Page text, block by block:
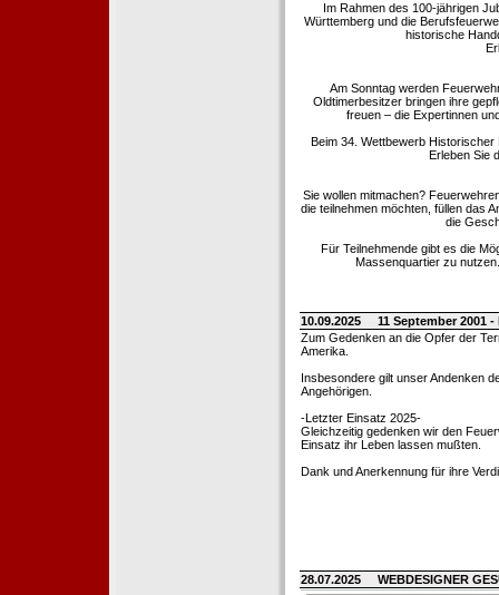
Im Rahmen des 100-jährigen
Württemberg und die
historische
Am Sonntag werden
Oldtimerbesitzer bringen ihre
freuen – die Expertinnen
Beim 34. Wettbewerb
Erleben Sie
Sie wollen mitmachen?
die teilnehmen möchten, füllen das
die
Für Teilnehmende gibt es die
Massenquartier zu
10.09.2025
11 September 2001
Zum Gedenken an die Opfer der
Amerika.
Insbesondere gilt unser Andenken
Angehörigen.
-Letzter Einsatz 2025-
Gleichzeitig gedenken wir den
Einsatz ihr Leben lassen mußten.
Dank und Anerkennung für ihre
28.07.2025 WEBDESIGNER